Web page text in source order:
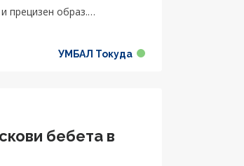
прецизен образ.
УМБАЛ Токуда
бебета в